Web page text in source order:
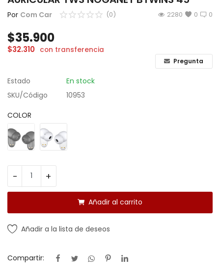
INFANTIL
Lista de deseos
Acceso
Localización
ARS ($)
Por Com Car 0
(0) 0
2280
$35.900
$32.310 con transferencia
Pregunta
Estado
En stock
SKU/Código
10953
COLOR
- +
Añadir al carrito
Añadir a la lista de deseos
Compartir: